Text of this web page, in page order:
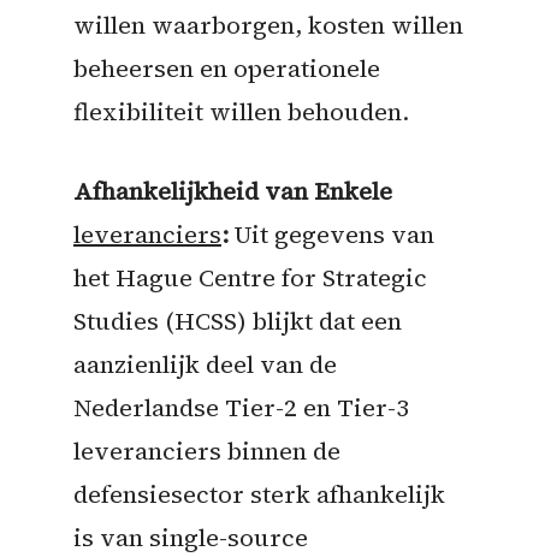
willen waarborgen, kosten willen
beheersen en operationele
flexibiliteit willen behouden.
Afhankelijkheid van Enkele
leveranciers:Uit gegevens van
het Hague Centre for Strategic
Studies (HCSS) blijkt dat een
aanzienlijk deel van de
Nederlandse Tier-2 en Tier-3
leveranciers binnen de
defensiesector sterk afhankelijk
is van single-source